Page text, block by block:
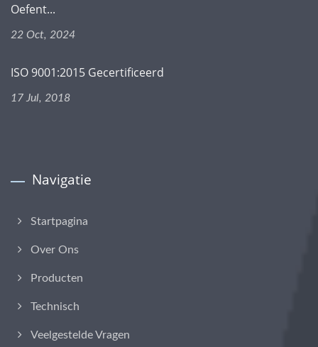
Oefent...
22 Oct, 2024
ISO 9001:2015 Gecertificeerd
17 Jul, 2018
Navigatie
Startpagina
Over Ons
Producten
Technisch
Veelgestelde Vragen